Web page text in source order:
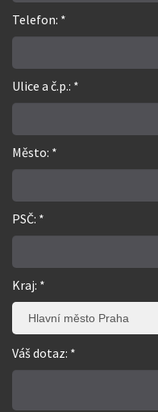
Telefon: *
Ulice a č.p.: *
Město: *
PSČ: *
Kraj: *
Hlavní město Praha
Váš dotaz: *